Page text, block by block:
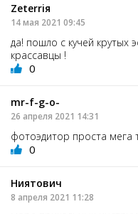
Zeterriя
14 мая 2021 09:45
да! пошло с кучей крутых
крассавцы !
0
mr-f-g-o-
26 апреля 2021 14:31
фотоэдитор проста мега
0
Ниятович
8 апреля 2021 11:28